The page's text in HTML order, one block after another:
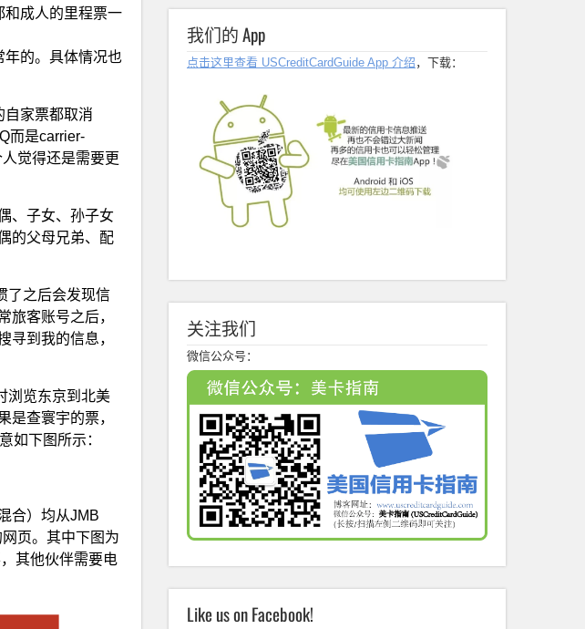
和成人的里程票一
年的。具体情况也
自家票都取消
而是carrier-
觉得还是需要更
、子女、孙子女
的父母兄弟、配
了之后会发现信
旅客账号之后，
寻到我的信息，
浏览东京到北美
是查寰宇的票，
如下图所示：
合）均从JMB
页。其中下图为
其他伙伴需要电
我们的 App
点击这里查看 USCreditCardGuide App 介绍 ，下载：
关注我们
微信公众号：
Like us on Facebook!